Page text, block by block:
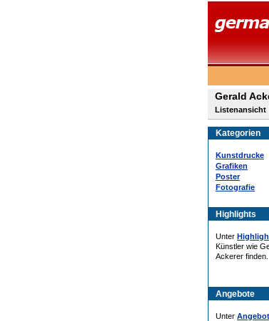
Gerald
Listenansicht
Kategorien
Kunstdrucke
Grafiken
Poster
Fotografie
Highlights
Unter
Künstler wie
Ackerer finden.
Angebote
Unter